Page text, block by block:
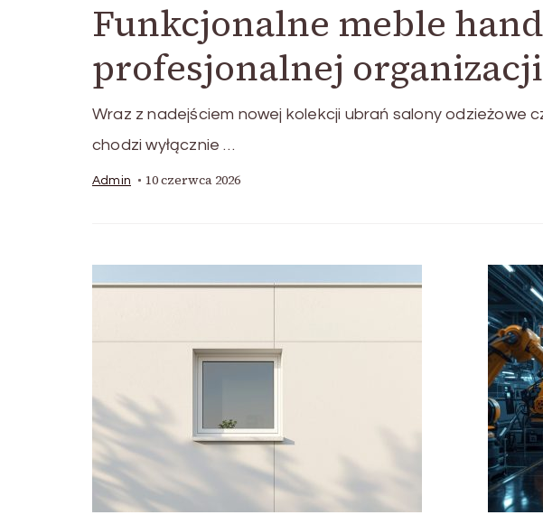
Funkcjonalne meble
profesjonalnej
Wraz z nadejściem nowej kolekcji ubrań salony odzieżowe
chodzi wyłącznie …
Admin 10 czerwca 2026